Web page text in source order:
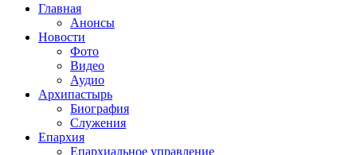
Главная
Анонсы
Новости
Фото
Видео
Аудио
Архипастырь
Биография
Служения
Епархия
Епархиальное управление